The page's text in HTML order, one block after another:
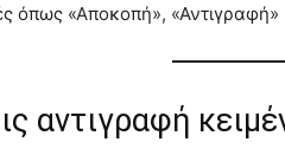
όπως «Αποκοπή», «Αντιγραφή»
αντιγραφή